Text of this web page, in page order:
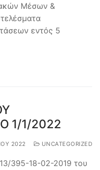
Μέσων &
εντός 5
1/1/2022
2022 UNCATEGORIZED
395-18-02-2019 του